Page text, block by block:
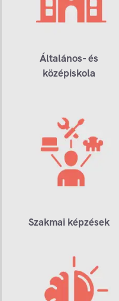
Általános- és
középiskola
Szakmai képzések